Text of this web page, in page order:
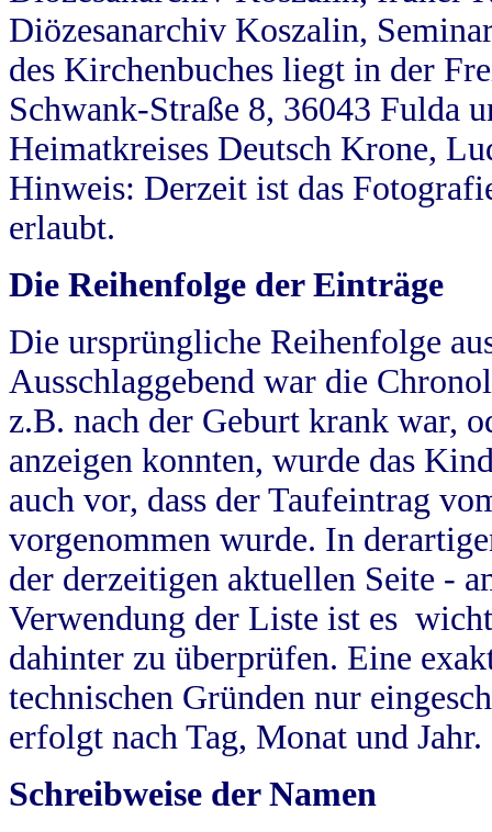
Diözesanarchiv Koszalin,
des Kirchenbuches liegt in der
Schwank-Straße 8, 36043 Fulda
Heimatkreises Deutsch Krone,
Hinweis: Derzeit ist das
erlaubt.
Die Reihenfolge der Einträge
Die ursprüngliche Reihenfolge
Ausschlaggebend war die
z.B. nach der Geburt krank war,
anzeigen konnten, wurde das
auch vor, dass der Taufeintrag
vorgenommen wurde. In
der derzeitigen aktuellen Seite -
Verwendung der Liste ist es
dahinter zu überprüfen. Eine
technischen Gründen nur
erfolgt nach Tag, Monat und Jahr.
Schreibweise der Namen